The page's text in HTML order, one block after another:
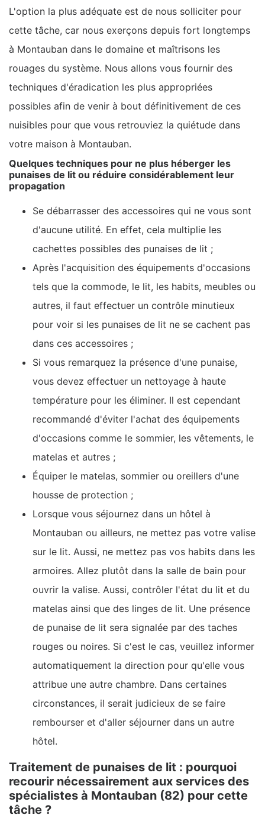
L'option la plus adéquate est de nous solliciter pour
cette tâche, car nous exerçons depuis fort longtemps
à Montauban dans le domaine et maîtrisons les
rouages du système. Nous allons vous fournir des
techniques d'éradication les plus appropriées
possibles afin de venir à bout définitivement de ces
nuisibles pour que vous retrouviez la quiétude dans
votre maison à Montauban.
Quelques techniques pour ne plus héberger les
punaises de lit ou réduire considérablement leur
propagation
Se débarrasser des accessoires qui ne vous sont
d'aucune utilité. En effet, cela multiplie les
cachettes possibles des punaises de lit ;
Après l'acquisition des équipements d'occasions
tels que la commode, le lit, les habits, meubles ou
autres, il faut effectuer un contrôle minutieux
pour voir si les punaises de lit ne se cachent pas
dans ces accessoires ;
Si vous remarquez la présence d'une punaise,
vous devez effectuer un nettoyage à haute
température pour les éliminer. Il est cependant
recommandé d'éviter l'achat des équipements
d'occasions comme le sommier, les vêtements, le
matelas et autres ;
Équiper le matelas, sommier ou oreillers d'une
housse de protection ;
Lorsque vous séjournez dans un hôtel à
Montauban ou ailleurs, ne mettez pas votre valise
sur le lit. Aussi, ne mettez pas vos habits dans les
armoires. Allez plutôt dans la salle de bain pour
ouvrir la valise. Aussi, contrôler l'état du lit et du
matelas ainsi que des linges de lit. Une présence
de punaise de lit sera signalée par des taches
rouges ou noires. Si c'est le cas, veuillez informer
automatiquement la direction pour qu'elle vous
attribue une autre chambre. Dans certaines
circonstances, il serait judicieux de se faire
rembourser et d'aller séjourner dans un autre
hôtel.
Traitement de punaises de lit : pourquoi
recourir nécessairement aux services des
spécialistes à Montauban (82) pour cette
tâche ?